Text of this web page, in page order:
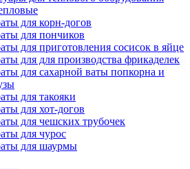
для корн-догов
для пончиков
для приготовления сосисок в яйце
для для производства фрикаделек
для сахарной ваты попкорна и
для такояки
для хот-догов
для чешских трубочек
для чурос
для шаурмы